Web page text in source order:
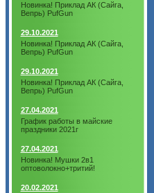
Новинка! Приклад АК (Сайга,
Вепрь) PufGun
29.10.2021
Новинка! Приклад АК (Сайга,
Вепрь) PufGun
29.10.2021
Новинка! Приклад АК (Сайга,
Вепрь) PufGun
27.04.2021
График работы в майские
праздники 2021г
27.04.2021
Новинка! Мушки 2в1
оптоволокно+тритий!
20.02.2021